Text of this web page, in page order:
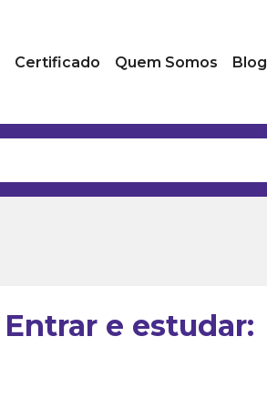
Certificado Quem Somos Blog
Entrar e estudar: